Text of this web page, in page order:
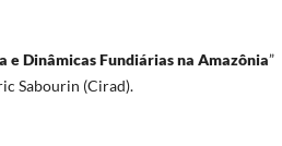
Dinâmicas Fundiárias na Amazônia”
Sabourin (Cirad).